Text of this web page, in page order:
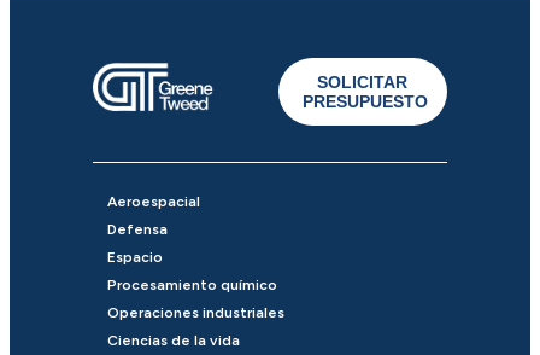
SOLICITAR
PRESUPUESTO
Aeroespacial
Defensa
Espacio
Procesamiento químico
Operaciones industriales
Ciencias de la vida